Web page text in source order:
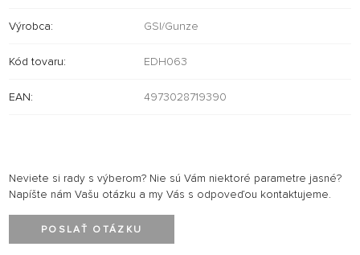
Výrobca: GSI/Gunze
Kód tovaru: EDH063
EAN: 4973028719390
Neviete si rady s výberom? Nie sú Vám niektoré parametre jasné?
Napíšte nám Vašu otázku a my Vás s odpoveďou kontaktujeme.
POSLAŤ OTÁZKU